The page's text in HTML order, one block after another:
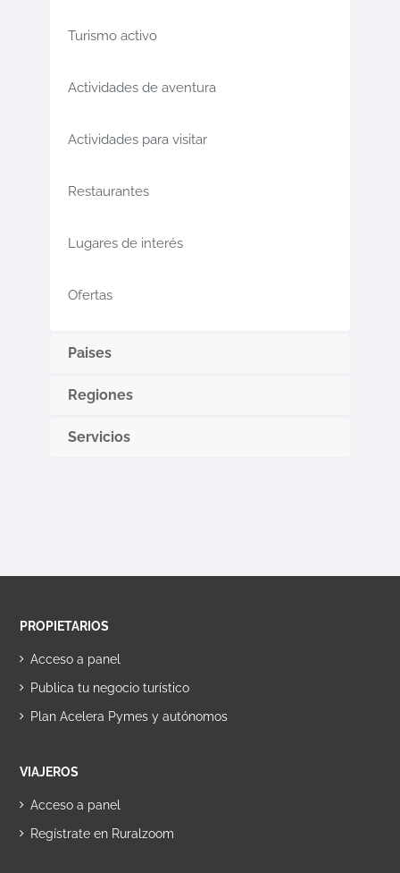
Turismo activo
Actividades de aventura
Actividades para visitar
Restaurantes
Lugares de interés
Ofertas
Paises
Regiones
Servicios
PROPIETARIOS
Acceso a panel
Publica tu negocio turístico
Plan Acelera Pymes y autónomos
VIAJEROS
Acceso a panel
Regístrate en Ruralzoom